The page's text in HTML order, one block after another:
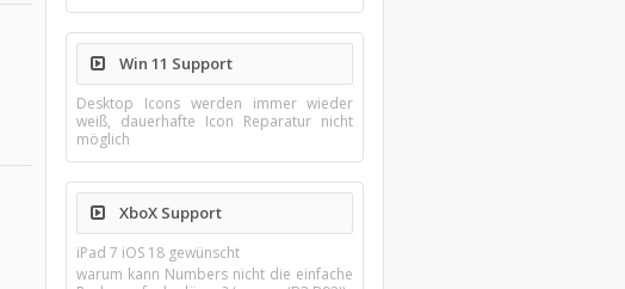
Win 11 Support
Desktop Icons werden immer wieder
weiß, dauerhafte Icon Reparatur nicht
möglich
XboX Support
iPad 7 iOS 18 gewünscht
warum kann Numbers nicht die einfache